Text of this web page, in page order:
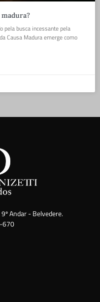
pela busca incessante pela
Causa Madura emerge como
Andar - Belvedere.
670